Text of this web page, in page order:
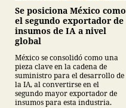
Se posiciona México como
el segundo exportador de
insumos de IA a nivel
global
México se consolidó como una
pieza clave en la cadena de
suministro para el desarrollo de
la IA, al convertirse en el
segundo mayor exportador de
insumos para esta industria.